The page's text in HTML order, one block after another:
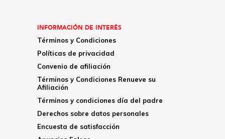
INFORMACIÓN DE INTERÉS
Términos y Condiciones
Políticas de privacidad
Convenio de afiliación
Términos y Condiciones Renueve su
Afiliación
Términos y condiciones día del padre
Derechos sobre datos personales
Encuesta de satisfacción